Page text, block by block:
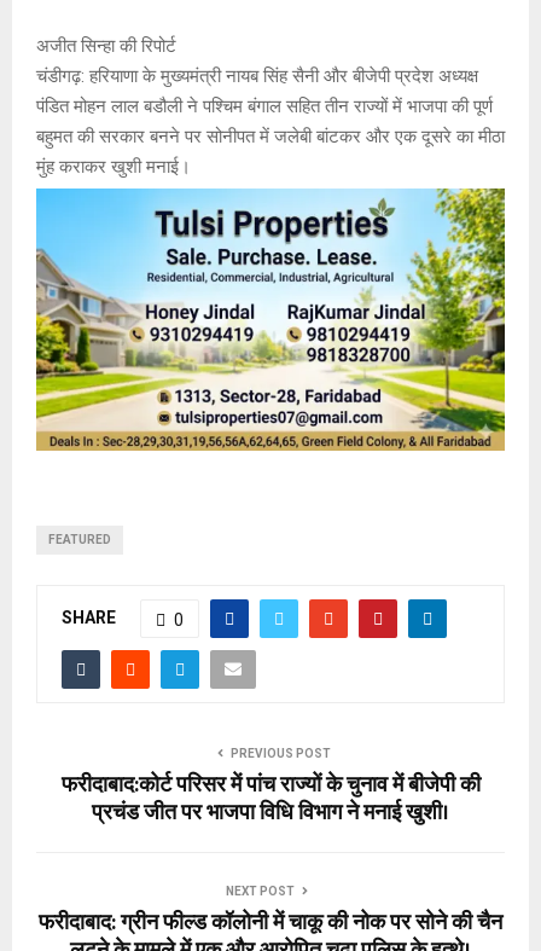
अजीत सिन्हा की रिपोर्ट
चंडीगढ़: हरियाणा के मुख्यमंत्री नायब सिंह सैनी और बीजेपी प्रदेश अध्यक्ष
पंडित मोहन लाल बडौली ने पश्चिम बंगाल सहित तीन राज्यों में भाजपा की पूर्ण
बहुमत की सरकार बनने पर सोनीपत में जलेबी बांटकर और एक दूसरे का मीठा
मुंह कराकर खुशी मनाई।
FEATURED
SHARE 0
PREVIOUS POST
फरीदाबाद:कोर्ट परिसर में पांच राज्यों के चुनाव में बीजेपी की
प्रचंड जीत पर भाजपा विधि विभाग ने मनाई खुशी।
NEXT POST
फरीदाबाद: ग्रीन फील्ड कॉलोनी में चाकू की नोक पर सोने की चैन